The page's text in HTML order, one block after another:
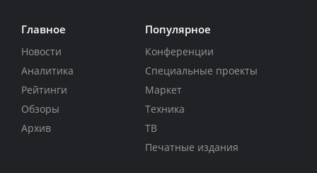
Главное
Новости
Аналитика
Рейтинги
Обзоры
Архив
Популярное
Конференции
Специальные проекты
Маркет
Техника
ТВ
Печатные издания